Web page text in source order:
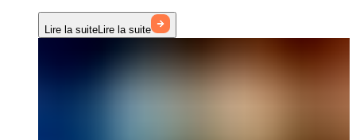
Lire la suiteLire la suite